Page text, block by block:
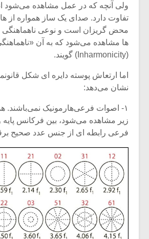
ولی آنچه که در عمل مشاهده می‌شود
تفاوت دارد. صدای یک ساز همواره از‌
محض گریزان است و نوعی ناهماهنگی
ها مشاهده می‌شود که به آن
(Inharmonicity) گویند.
اما ارتعاش پوسته دایره ای شکل
نشان می‌دهد:
۱- اصوات فرعی‌هارمونیک نمی‌باشند.
زیر مشاهده می‌شود، بین فرکانس
فرعی رابطه ای از جنس عدد صحیح